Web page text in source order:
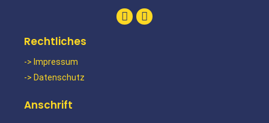
Rechtliches
-> Impressum
-> Datenschutz
Anschrift